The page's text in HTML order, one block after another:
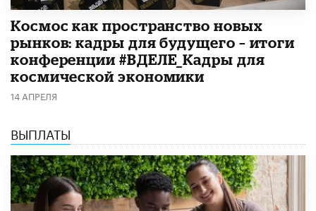
Космос как пространство новых
рынков: кадры для будущего – итоги
конференции #ВДЕЛЕ_Кадры для
космической экономики
14 АПРЕЛЯ
ВЫПЛАТЫ